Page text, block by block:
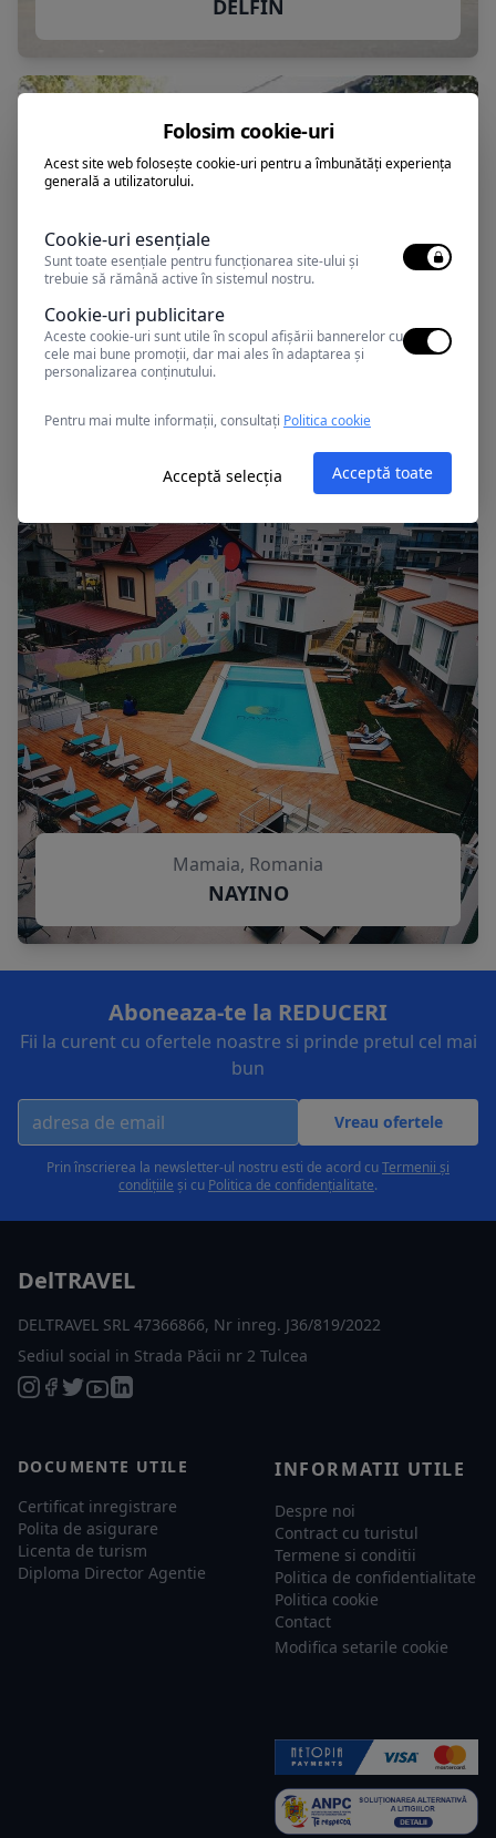
DELFIN
Mamaia, Romania
Mamaia, Romania
NAYINO
Aboneaza-te la REDUCERI
Fii la curent cu ofertele noastre si prinde pretul cel mai
bun
Vreau ofertele
Prin înscrierea la newsletter-ul nostru esti de acord cuTermenii și
condițiile și cu Politica de confidențialitate.
DelTRAVEL
DELTRAVEL SRL 47366866, Nr inreg. J36/819/2022
Sediul social in Strada Păcii nr 2 Tulcea
DOCUMENTE UTILE
Certificat inregistrare
Polita de asigurare
Licenta de turism
Diploma Director Agentie
INFORMATII UTILE
Despre noi
Contract cu turistul
Termene si conditii
Politica de confidentialitate
Politica cookie
Contact
Modifica setarile cookie
Folosim cookie-uri
Acest site web folosește cookie-uri pentru a îmbunătăți experiența
generală a utilizatorului.
Cookie-uri esențiale
Sunt toate esențiale pentru funcționarea site-ului și
trebuie să rămână active în sistemul nostru.
Cookie-uri publicitare
Aceste cookie-uri sunt utile în scopul afișării bannerelor cu
cele mai bune promoții, dar mai ales în adaptarea și
personalizarea conținutului.
Pentru mai multe informații, consultați Politica cookie
Acceptă selecția Acceptă toate